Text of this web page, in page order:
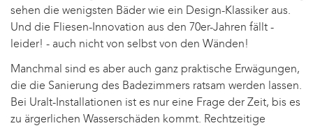
sehen die wenigsten Bäder wie ein Design-Klassiker aus.
Und die Fliesen-Innovation aus den 70er-Jahren fällt -
leider! - auch nicht von selbst von den Wänden!
Manchmal sind es aber auch ganz praktische Erwägungen,
die die Sanierung des Badezimmers ratsam werden lassen.
Bei Uralt-Installationen ist es nur eine Frage der Zeit, bis es
zu ärgerlichen Wasserschäden kommt. Rechtzeitige